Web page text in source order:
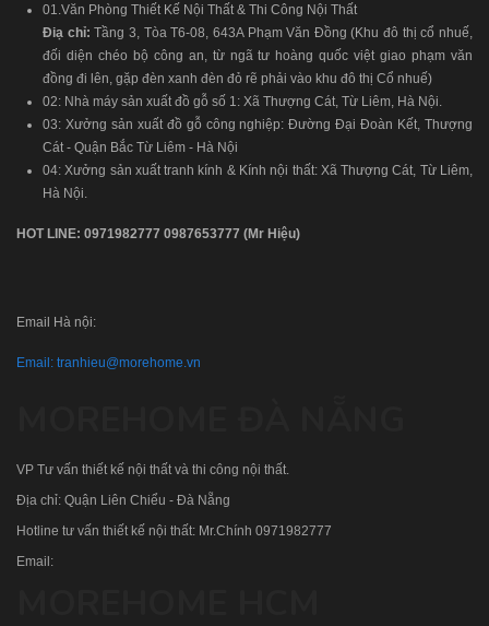
01.Văn Phòng Thiết Kế Nội Thất & Thi Công Nội Thất
Điạ chỉ: Tầng 3, Tòa T6-08, 643A Phạm Văn Đồng (Khu đô thị cổ nhuế,
đối diện chéo bộ công an, từ ngã tư hoàng quốc việt giao phạm văn
đồng đi lên, gặp đèn xanh đèn đỏ rẽ phải vào khu đô thị Cổ nhuế)
02: Nhà máy sản xuất đồ gỗ số 1: Xã Thượng Cát, Từ Liêm, Hà Nội.
03: Xưởng sản xuất đồ gỗ công nghiệp: Đường Đại Đoàn Kết, Thượng
Cát - Quận Bắc Từ Liêm - Hà Nội
04: Xưởng sản xuất tranh kính & Kính nội thất: Xã Thượng Cát, Từ Liêm,
Hà Nội.
HOT LINE: 0971982777 0987653777 (Mr Hiệu)
Email Hà nội:
Email: tranhieu@morehome.vn
VP Tư vấn thiết kế nội thất và thi công nội thất.
Địa chỉ: Quận Liên Chiểu - Đà Nẵng
Hotline tư vấn thiết kế nội thất: Mr.Chính 0971982777
Email: